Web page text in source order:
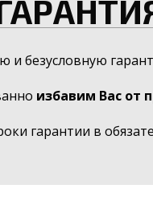
и безусловную
избавим Вас от
гарантии в